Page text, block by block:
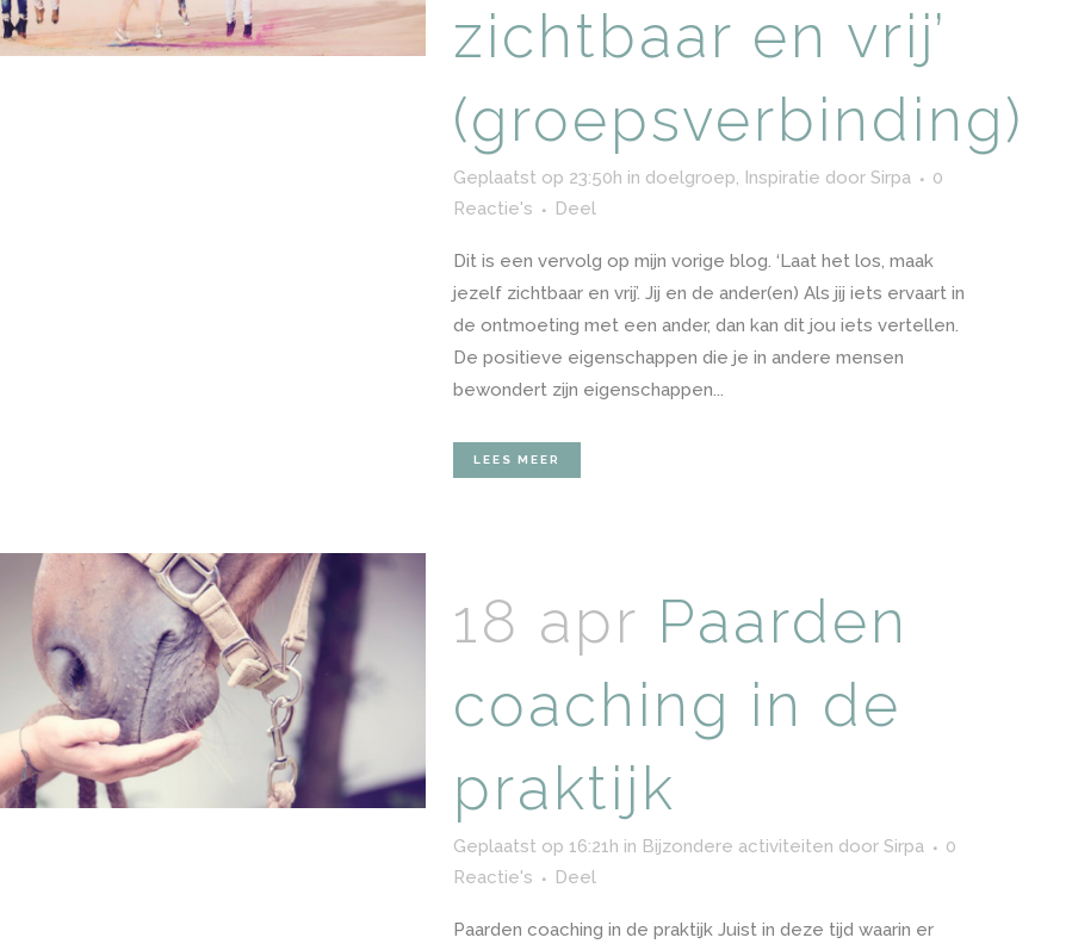
zichtbaar en vrij’
(groepsverbinding)
Geplaatst op 23:50h in doelgroep, Inspiratie door Sirpa
0
Reactie's
Deel
Dit is een vervolg op mijn vorige blog. ‘Laat het los, maak
jezelf zichtbaar en vrij’. Jij en de ander(en) Als jij iets ervaart in
de ontmoeting met een ander, dan kan dit jou iets vertellen.
De positieve eigenschappen die je in andere mensen
bewondert zijn eigenschappen...
LEES MEER
18 apr Paarden
coaching in de
praktijk
Geplaatst op 16:21h in Bijzondere activiteiten door Sirpa
0
Reactie's
Deel
Paarden coaching in de praktijk Juist in deze tijd waarin er